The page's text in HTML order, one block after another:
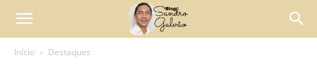
Início Destaques